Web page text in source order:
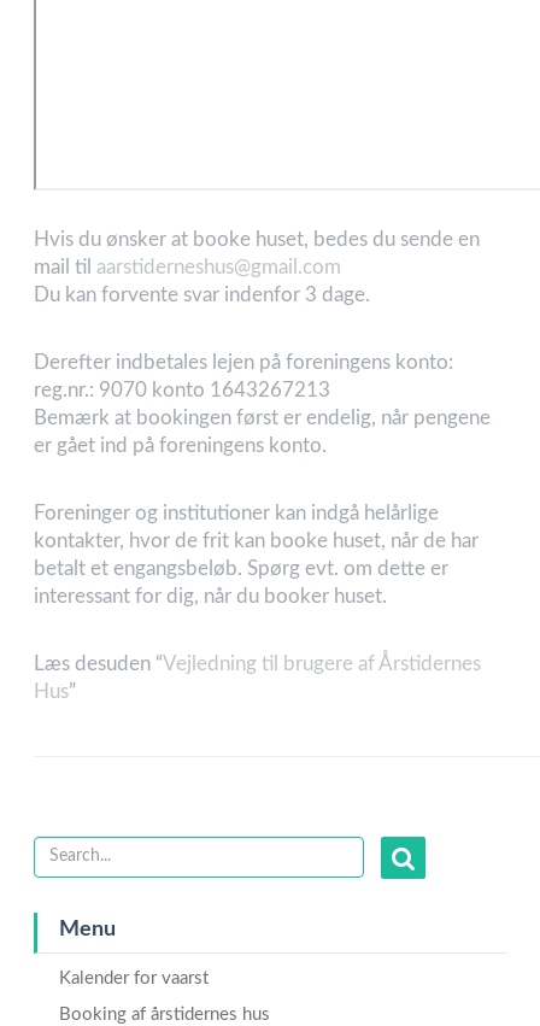
Hvis du ønsker at booke huset, bedes du sende en
mail til aarstiderneshus@gmail.com
Du kan forvente svar indenfor 3 dage.
Derefter indbetales lejen på foreningens konto:
reg.nr.: 9070 konto 1643267213
Bemærk at bookingen først er endelig, når pengene
er gået ind på foreningens konto.
Foreninger og institutioner kan indgå helårlige
kontakter, hvor de frit kan booke huset, når de har
betalt et engangsbeløb. Spørg evt. om dette er
interessant for dig, når du booker huset.
Læs desuden “Vejledning til brugere af Årstidernes
Hus”
Menu
Kalender for vaarst
Booking af årstidernes hus